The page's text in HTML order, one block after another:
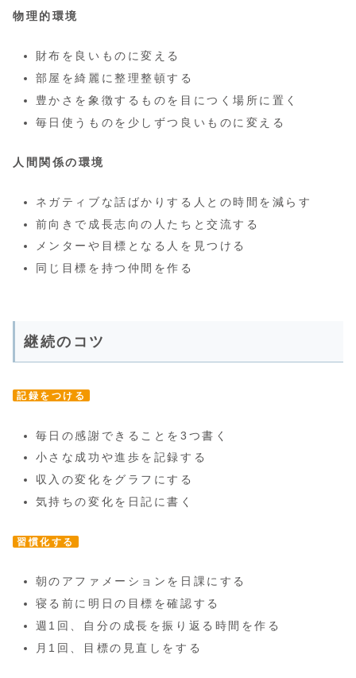
物理的環境
財布を良いものに変える
部屋を綺麗に整理整頓する
豊かさを象徴するものを目につく場所に置く
毎日使うものを少しずつ良いものに変える
人間関係の環境
ネガティブな話ばかりする人との時間を減らす
前向きで成長志向の人たちと交流する
メンターや目標となる人を見つける
同じ目標を持つ仲間を作る
継続のコツ
記録をつける
毎日の感謝できることを3つ書く
小さな成功や進歩を記録する
収入の変化をグラフにする
気持ちの変化を日記に書く
習慣化する
朝のアファメーションを日課にする
寝る前に明日の目標を確認する
週1回、自分の成長を振り返る時間を作る
月1回、目標の見直しをする